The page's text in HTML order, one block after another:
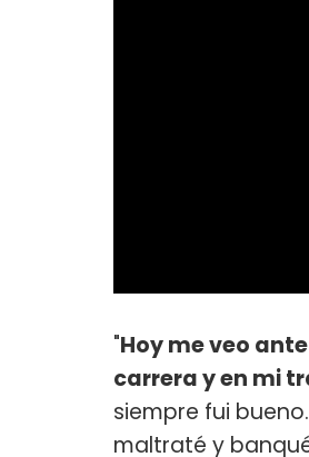
"Hoy me veo
carrera y en mi
siempre fui
maltraté y